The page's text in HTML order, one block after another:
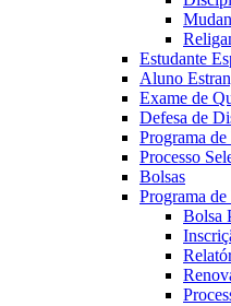
Estudante
Aluno
Exame de
Defesa de
Programa
Processo
Bolsas
Programa
Bolsa